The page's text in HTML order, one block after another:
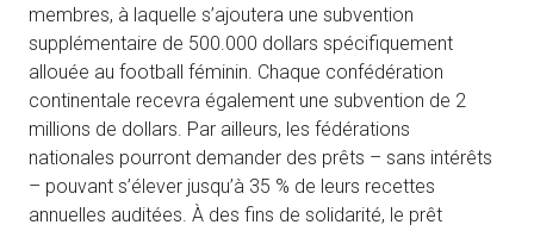
membres, à laquelle s’ajoutera une subvention
supplémentaire de 500.000 dollars spécifiquement
allouée au football féminin. Chaque confédération
continentale recevra également une subvention de 2
millions de dollars. Par ailleurs, les fédérations
nationales pourront demander des prêts – sans intérêts
– pouvant s’élever jusqu’à 35 % de leurs recettes
annuelles auditées. À des fins de solidarité, le prêt